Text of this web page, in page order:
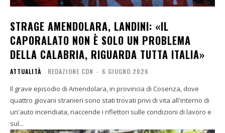
STRAGE AMENDOLARA, LANDINI: «IL
CAPORALATO NON È SOLO UN PROBLEMA
DELLA CALABRIA, RIGUARDA TUTTA ITALIA»
ATTUALITÀ REDAZIONE CDN - 6 GIUGNO 2026
Il grave episodio di Amendolara, in provincia di Cosenza, dove
quattro giovani stranieri sono stati trovati privi di vita all'interno di
un'auto incendiata, riaccende i riflettori sulle condizioni di lavoro e
sul...